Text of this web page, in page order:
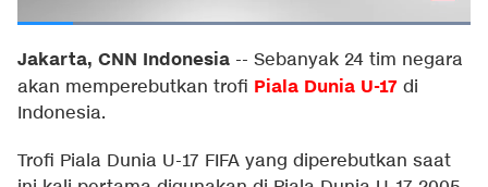
Jakarta, CNN Indonesia -- Sebanyak 24 tim negara
akan memperebutkan trofi Piala Dunia U-17 di
Indonesia.
Trofi Piala Dunia U-17 FIFA yang diperebutkan saat